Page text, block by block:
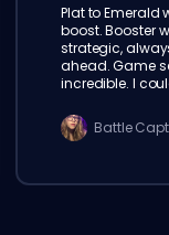
Plat to Emerald
boost. Booster
strategic,
ahead. Game
incredible. I
Recommend!
Battle